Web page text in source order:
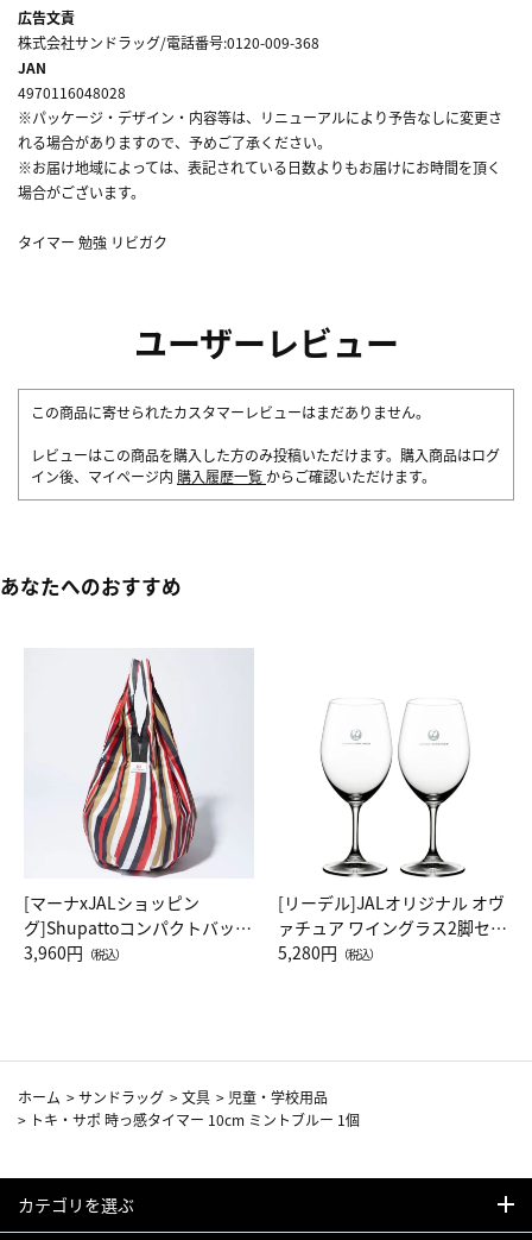
広告文責
株式会社サンドラッグ/電話番号:0120-009-368
JAN
4970116048028
※パッケージ・デザイン・内容等は、リニューアルにより予告なしに変更さ
れる場合がありますので、予めご了承ください。
※お届け地域によっては、表記されている日数よりもお届けにお時間を頂く
場合がございます。
タイマー 勉強 リビガク
ユーザーレビュー
この商品に寄せられたカスタマーレビューはまだありません。
レビューはこの商品を購入した方のみ投稿いただけます。購入商品はログ
イン後、マイページ内 購入履歴一覧 からご確認いただけます。
あなたへのおすすめ
[マーナxJALショッピン
グ]Shupattoコンパクトバッグ
Drop JAL客室乗務員（LC）ス
3,960円 （税込）
[リーデル]JALオリジナル オヴ
ァチュア ワイングラス2脚セッ
ト（レッドワイン）
5,280円 （税込）
ホーム >サンドラッグ >文具 > 児童・学校用品
> トキ・サポ 時っ感タイマー 10cm ミントブルー 1個
カテゴリを選ぶ